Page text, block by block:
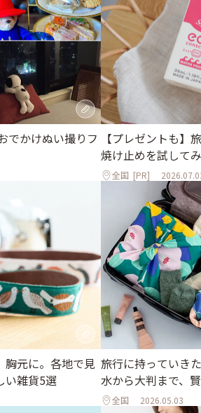
でかけぬい撮りフ
【プレゼントも】
焼け止めを試して
全国 [PR]
胸元に。各地で見
い雑貨5選
旅行に持っていき
水から大判まで、
全国 2026.05.03